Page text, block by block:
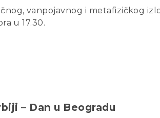
vanpojavnog i metafizičkog
u 17.30.
– Dan u Beogradu